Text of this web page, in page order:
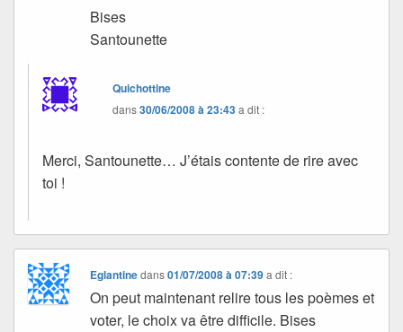
Bises
Santounette
Quichottine
dans30/06/2008 à 23:43a dit :
Merci, Santounette… J’étais contente de rire avec
toi !
Eglantinedans01/07/2008 à 07:39 a dit :
On peut maintenant relire tous les poèmes et
voter, le choix va être difficile. Bises